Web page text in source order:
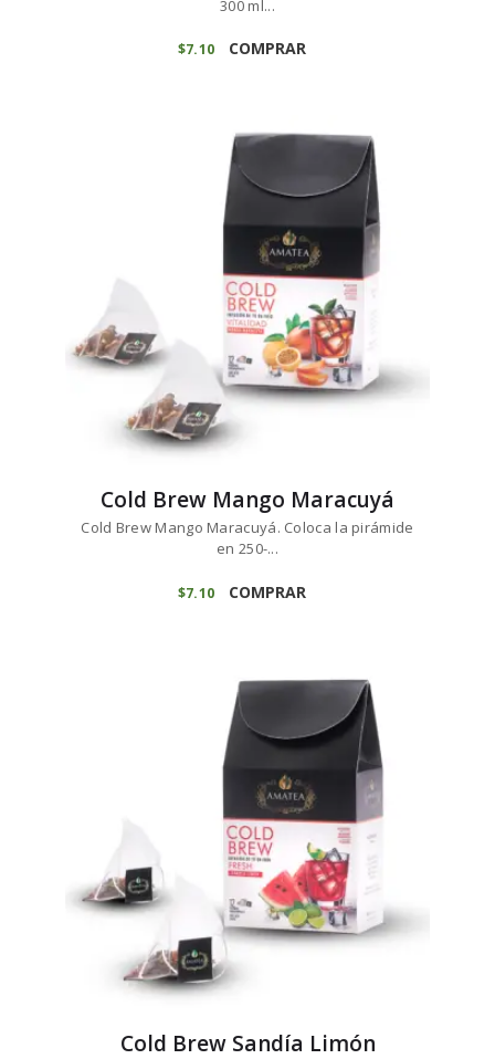
300 ml...
$7 10 COMPRAR
Cold Brew Mango Maracuyá
Cold Brew Mango Maracuyá. Coloca la pirámide
en 250-...
$7 10 COMPRAR
Cold Brew Sandía Limón